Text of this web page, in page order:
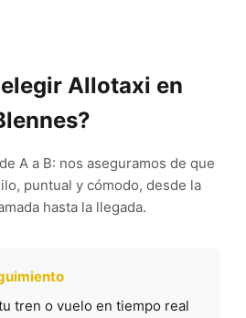
Allotaxi en
A a B: nos aseguramos de que
puntual y cómodo, desde la
hasta la llegada.
tren o vuelo en tiempo real